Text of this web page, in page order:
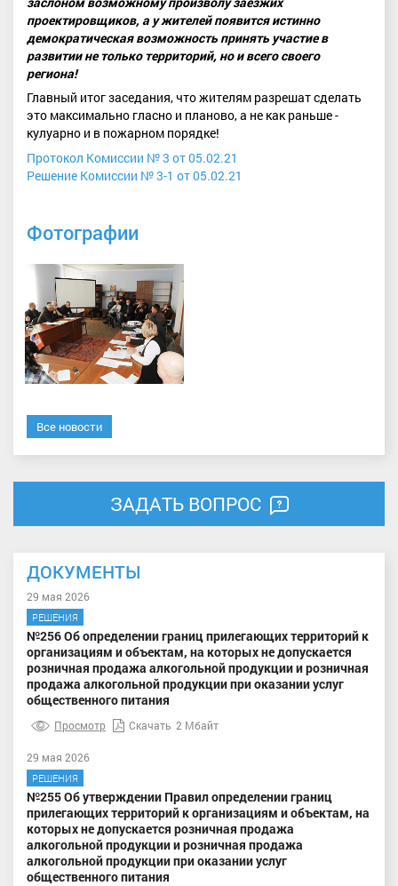
проектировщиков, а у жителей появится истинно
демократическая возможность принять участие в
развитии не только территорий, но и всего своего
региона!
Главный итог заседания, что жителям разрешат сделать
это максимально гласно и планово, а не как раньше -
кулуарно и в пожарном порядке!
Протокол Комиссии № 3 от 05.02.21
Решение Комиссии № 3-1 от 05.02.21
Фотографии
Все новости
ЗАДАТЬ ВОПРОС
ДОКУМЕНТЫ
29 мая 2026
РЕШЕНИЯ
№256 Об определении границ прилегающих территорий к
организациям и объектам, на которых не допускается
розничная продажа алкогольной продукции и розничная
продажа алкогольной продукции при оказании услуг
общественного питания
Просмотр Скачать 2 Мбайт
29 мая 2026
РЕШЕНИЯ
№255 Об утверждении Правил определении границ
прилегающих территорий к организациям и объектам, на
которых не допускается розничная продажа
алкогольной продукции и розничная продажа
алкогольной продукции при оказании услуг
общественного питания